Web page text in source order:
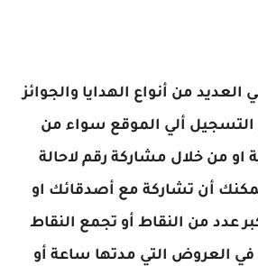
من أنواع الهدايا والجوائز
التسجيل ألي الموقع سواء من
او من خلال مشاركة رقم لاحالة
أن تشاركة مع أصدقائك او
عدد من النقاط أو تجمع النقاط
العروض التي مدتها ساعة أو